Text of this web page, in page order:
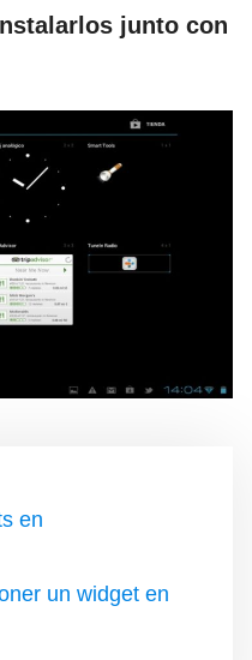
junto con
en
un widget en